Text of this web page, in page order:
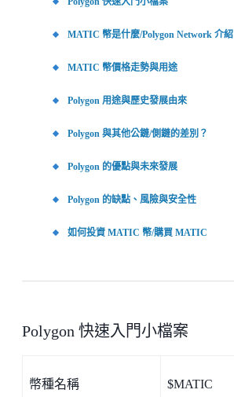
MATIC 幣是什麼/Polygon Network 介紹
MATIC 幣價格走勢與用途
Polygon 用途與歷史發展由來
Polygon 與其他公鏈/側鏈的差別？
Polygon 的優點與未來發展
Polygon 的缺點、風險與安全性
如何投資 MATIC 幣/購買 MATIC
Polygon 快速入門小檔案
幣種名稱 $MATIC